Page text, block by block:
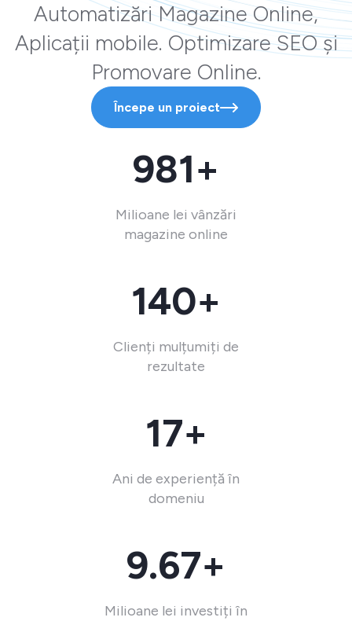
Automatizări Magazine Online,
Aplicații mobile. Optimizare SEO și
Promovare Online.
Începe un proiect
981+
Milioane lei vânzări
magazine online
140+
Clienți mulțumiți de
rezultate
17+
Ani de experiență în
domeniu
9.67+
Milioane lei investiți în